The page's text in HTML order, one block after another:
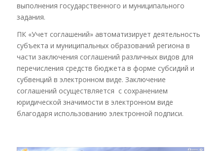
выполнения государственного и муниципального
задания.
ПК «Учет соглашений» автоматизирует деятельность
субъекта и муниципальных образований региона в
части заключения соглашений различных видов для
перечисления средств бюджета в форме субсидий и
субвенций в электронном виде. Заключение
соглашений осуществляется с сохранением
юридической значимости в электронном виде
благодаря использованию электронной подписи.